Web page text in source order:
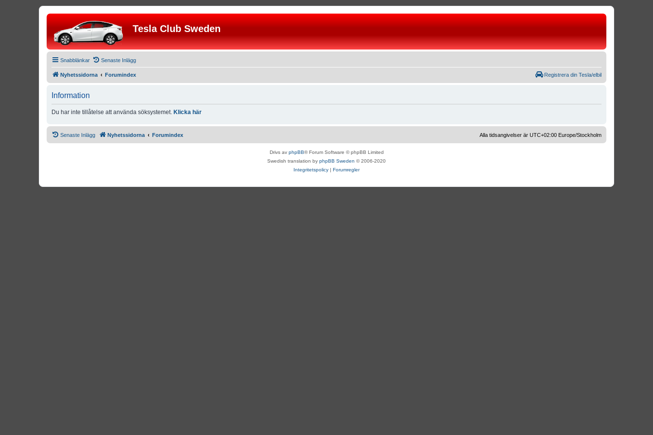
Tesla Club Sweden
Snabblänkar Senaste Inlägg
Nyhetssidorna Forumindex Registrera din Tesla/elbil
Information
Du har inte tillåtelse att använda söksystemet. Klicka här
Senaste Inlägg Nyhetssidorna Forumindex Alla tidsangivelser är UTC+02:00 Europe/Stockholm
Drivs av phpBB® Forum Software © phpBB Limited
Swedish translation by phpBB Sweden © 2006-2020
Integritetspolicy | Forumregler